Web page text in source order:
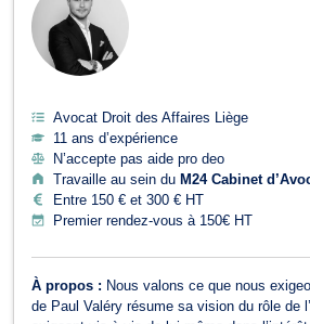
Avocat Droit des Affaires Liège
11 ans d’expérience
N’accepte pas aide pro deo
Travaille au sein du M24 Cabinet
Entre 150 € et 300 € HT
Premier rendez-vous à 150€ HT
À propos : Nous valons ce que nous
de Paul Valéry résume sa vision du rôle de